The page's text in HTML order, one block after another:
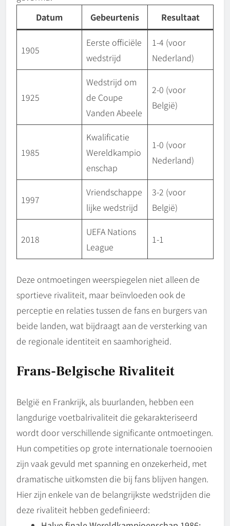
Datum
Gebeurtenis Resultaat
1905
Eerste officiële
wedstrijd
1-4 (voor
Nederland)
1925
Wedstrijd om
de Coupe
Vanden Abeele
2-0 (voor
België)
1985
Kwalificatie
Wereldkampio
enschap
1-0 (voor
Nederland)
1997
Vriendschappe
lijke wedstrijd
3-2 (voor
België)
2018
UEFA Nations
League
1-1
Deze ontmoetingen weerspiegelen niet alleen de
sportieve rivaliteit, maar beïnvloeden ook de
perceptie en relaties tussen de fans en burgers van
beide landen, wat bijdraagt aan de versterking van
de regionale identiteit en saamhorigheid.
Frans-Belgische Rivaliteit
België en Frankrijk, als buurlanden, hebben een
langdurige voetbalrivaliteit die gekarakteriseerd
wordt door verschillende significante ontmoetingen.
Hun competities op grote internationale toernooien
zijn vaak gevuld met spanning en onzekerheid, met
dramatische uitkomsten die bij fans blijven hangen.
Hier zijn enkele van de belangrijkste wedstrijden die
deze rivaliteit hebben gedefinieerd: